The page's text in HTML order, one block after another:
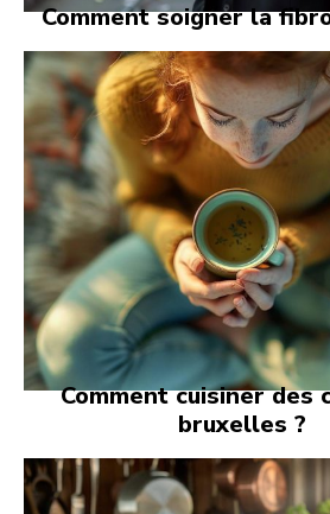
Comment soigner la
Comment cuisiner des
bruxelles ?